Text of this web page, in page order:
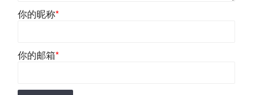
你的昵称*
你的邮箱*